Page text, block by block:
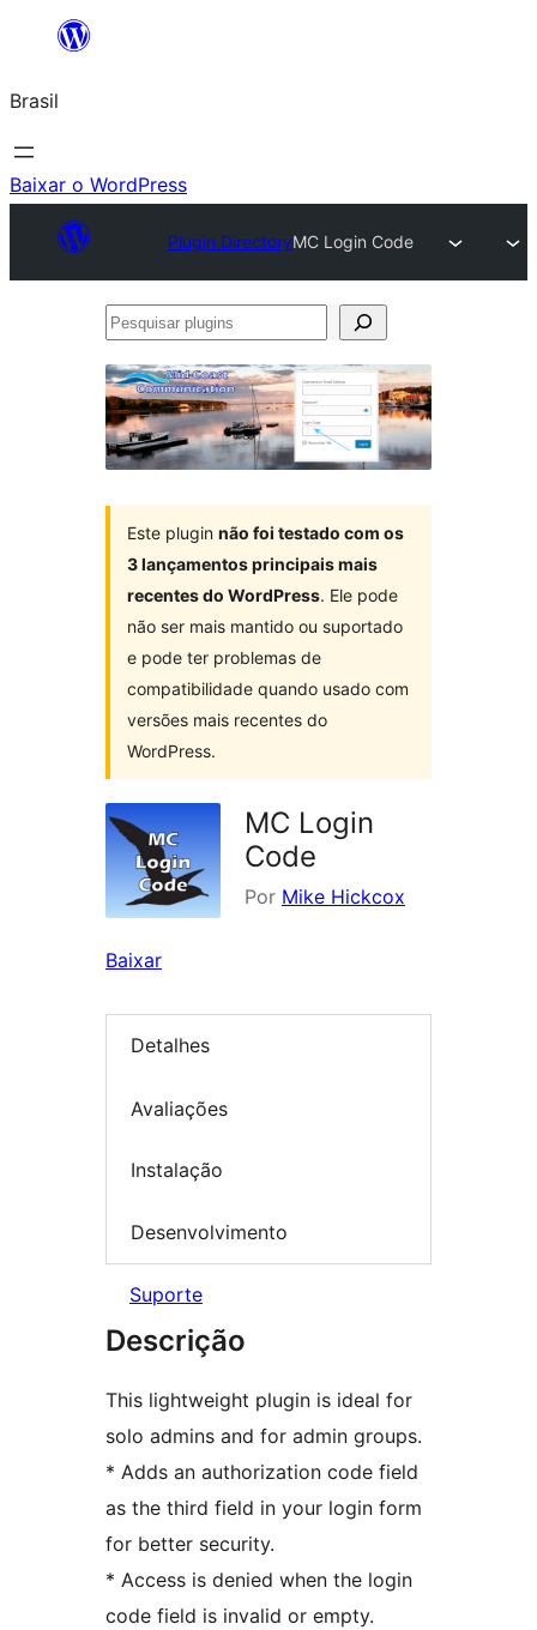
o
conteúdo
Brasil
Baixar o WordPress
Plugin DirectoryMC Login Code
Pesquisar
Este plugin não foi testado com os
3 lançamentos principais mais
recentes do WordPress. Ele pode
não ser mais mantido ou suportado
e pode ter problemas de
compatibilidade quando usado com
versões mais recentes do
WordPress.
MC Login
Code
Por Mike Hickcox
Baixar
Detalhes
Avaliações
Instalação
Desenvolvimento
Suporte
Descrição
This lightweight plugin is ideal for
solo admins and for admin groups.
* Adds an authorization code field
as the third field in your login form
for better security.
* Access is denied when the login
code field is invalid or empty.